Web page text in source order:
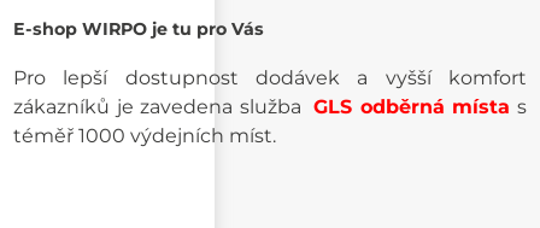
E-shop WIRPO je tu pro Vás
Pro lepší dostupnost dodávek a vyšší komfort
zákazníků je zavedena službaGLS odběrná místa s
téměř 1000 výdejních míst.